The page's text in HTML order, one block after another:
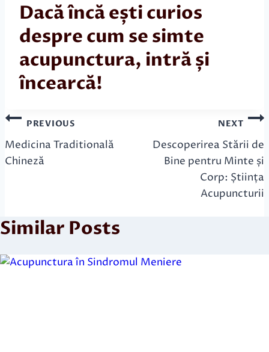
Dacă încă ești curios
despre cum se simte
acupunctura, intră și
încearcă!
Navigare
în
articole
PREVIOUS
Medicina Traditională
Chineză
NEXT
Descoperirea Stării de
Bine pentru Minte și
Corp: Știința
Acupuncturii
Similar Posts